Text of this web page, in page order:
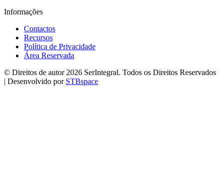
Informações
Contactos
Recursos
Política de Privacidade
Área Reservada
© Direitos de autor 2026 SerIntegral. Todos os Direitos Reservados
| Desenvolvido por STBspace